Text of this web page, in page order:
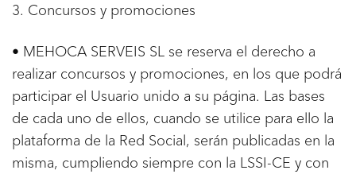
3. Concursos y promociones
• MEHOCA SERVEIS SL se reserva el derecho a
realizar concursos y promociones, en los que podrá
participar el Usuario unido a su página. Las bases
de cada uno de ellos, cuando se utilice para ello la
plataforma de la Red Social, serán publicadas en la
misma, cumpliendo siempre con la LSSI-CE y con